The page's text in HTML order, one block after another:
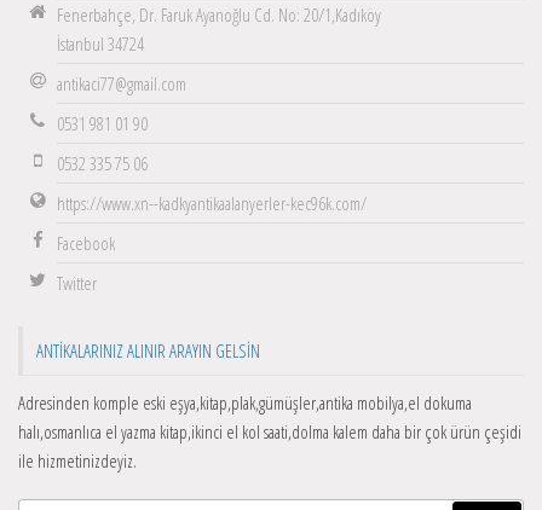
Fenerbahçe, Dr. Faruk Ayanoğlu Cd. No: 20/1,Kadıköy
İstanbul 34724
antikaci77@gmail.com
0531 981 01 90
0532 335 75 06
https://www.xn--kadkyantikaalanyerler-kec96k.com/
Facebook
Twitter
ANTIKALARINIZ ALINIR ARAYIN GELSIN
Adresinden komple eski eşya,kitap,plak,gümüşler,antika mobilya,el dokuma
halı,osmanlıca el yazma kitap,ikinci el kol saati,dolma kalem daha bir çok ürün çeşidi
ile hizmetinizdeyiz.